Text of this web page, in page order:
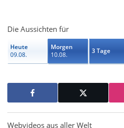
Die Aussichten für
Heute
09.08.
Morgen
10.08.
3 Tage
Webvideos aus aller Welt